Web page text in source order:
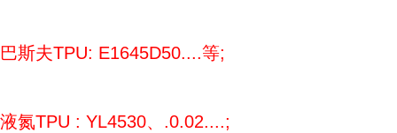
巴斯夫TPU: E1645D50....等;
液氮TPU : YL4530、.0.02....;